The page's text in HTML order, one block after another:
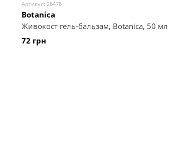
Артикул: 26478
Botanica
Живокост гель-бальзам, Botanica, 50 мл
72 грн